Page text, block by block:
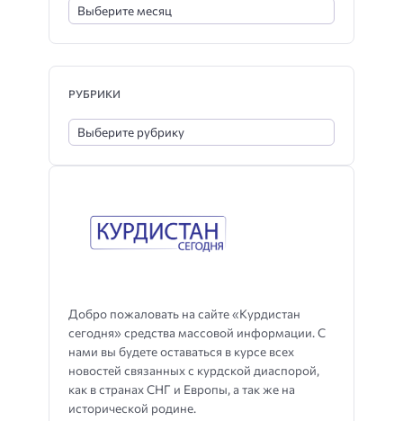
Добро пожаловать на сайте «Курдистан
сегодня» средства массовой информации. С
нами вы будете оставаться в курсе всех
новостей связанных с курдской диаспорой,
как в странах СНГ и Европы, а так же на
исторической родине.
РУБРИКИ